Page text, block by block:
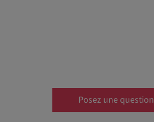
Posez une question